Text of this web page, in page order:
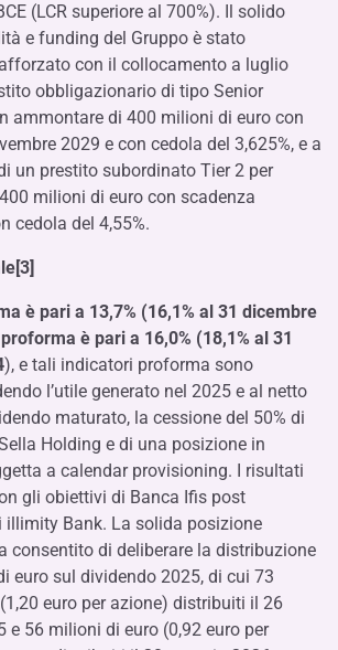
(LCR superiore al 700%). Il solido
e funding del Gruppo è stato
con il collocamento a luglio
obbligazionario di tipo Senior
ammontare di 400 milioni di euro con
2029 e con cedola del 3,625%, e a
un prestito subordinato Tier 2 per
milioni di euro con scadenza
cedola del 4,55%.
è pari a 13,7% (16,1% al 31 dicembre
è pari a 16,0% (18,1% al 31
), e tali indicatori proforma sono
l’utile generato nel 2025 e al netto
maturato, la cessione del 50% di
Holding e di una posizione in
a calendar provisioning. I risultati
gli obiettivi di Banca Ifis post
illimity Bank. La solida posizione
consentito di deliberare la distribuzione
euro sul dividendo 2025, di cui 73
euro per azione) distribuiti il 26
e 56 milioni di euro (0,92 euro per